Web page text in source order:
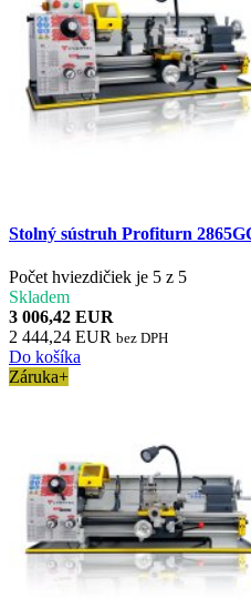
Stolný sústruh Profiturn
Počet hviezdičiek je 5 z 5
Skladem
3 006,42 EUR
2 444,24 EUR bez DPH
Do košíka
Záruka+